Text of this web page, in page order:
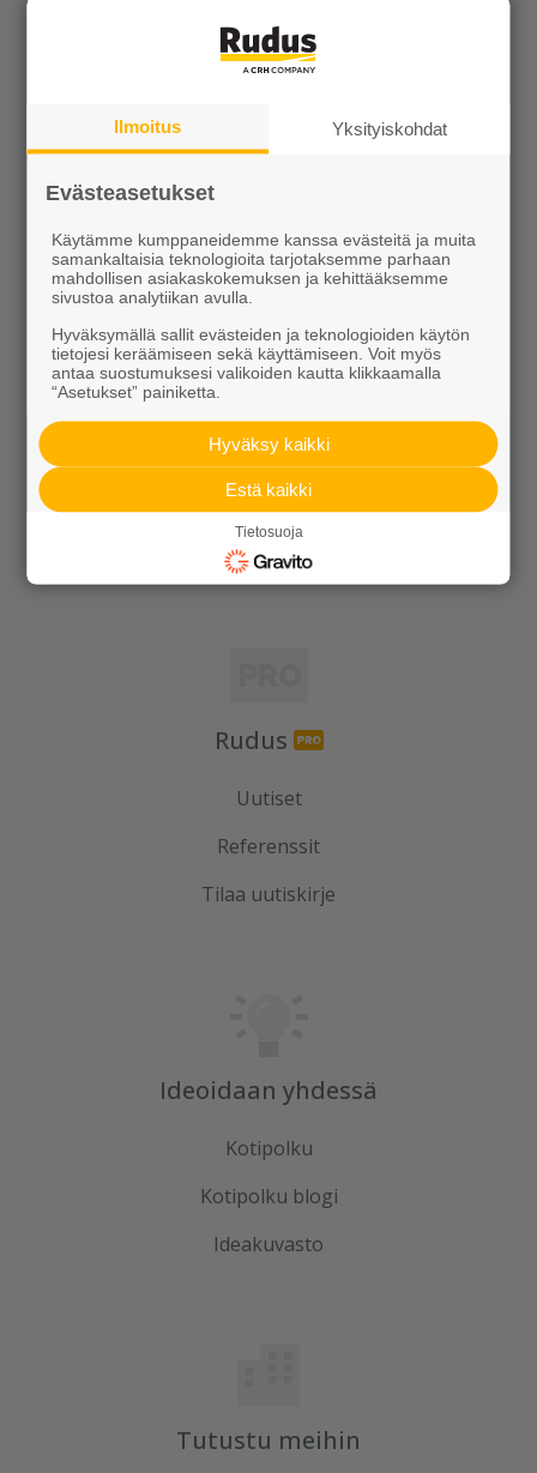
KEVEÄ tuotteet
Pihakivet ja maisematuotteet
Kaivot ja putket
Infraelementit
Porraselementit
Julkisivuelementit
Elpo-hormit
Louhinta, murskaus, esirakentaminen
Kierrätys
Rudus
Uutiset
Referenssit
Tilaa uutiskirje
Ideoidaan yhdessä
Kotipolku
Kotipolku blogi
Ideakuvasto
Tutustu meihin
Ilmoitus Yksityiskohdat
Evästeasetukset
Käytämme kumppaneidemme kanssa evästeitä ja muita
samankaltaisia teknologioita tarjotaksemme parhaan
mahdollisen asiakaskokemuksen ja kehittääksemme
sivustoa analytiikan avulla.
Hyväksymällä sallit evästeiden ja teknologioiden käytön
tietojesi keräämiseen sekä käyttämiseen. Voit myös
antaa suostumuksesi valikoiden kautta klikkaamalla
“Asetukset” painiketta.
Hyväksy kaikki
Estä kaikki
Tietosuoja